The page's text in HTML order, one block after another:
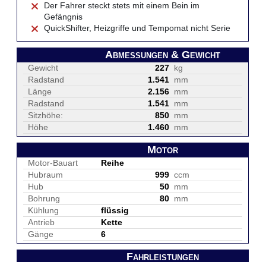
Der Fahrer steckt stets mit einem Bein im
Gefängnis
QuickShifter, Heizgriffe und Tempomat nicht Serie
Abmessungen & Gewicht
Gewicht 227 kg
Radstand
1.541 mm
Länge
2.156 mm
Radstand
1.541 mm
Sitzhöhe:
850 mm
Höhe
1.460 mm
Motor
Motor-Bauart
Reihe
Hubraum
999 ccm
Hub
50 mm
Bohrung
80 mm
Kühlung
flüssig
Antrieb
Kette
Gänge
6
Fahrleistungen